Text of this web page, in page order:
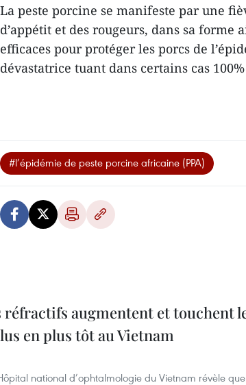
La peste porcine se manifeste par une
d’appétit et des rougeurs, dans sa forme
efficaces pour protéger les porcs de
dévastatrice tuant dans certains cas
#l’épidémie de peste porcine africaine (PPA)
réfractifs augmentent et touchent
en plus tôt au Vietnam
national d’ophtalmologie du Vietnam révèle